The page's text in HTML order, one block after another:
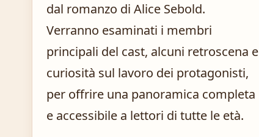
dal romanzo di Alice Sebold.
Verranno esaminati i membri
principali del cast, alcuni retroscena e
curiosità sul lavoro dei protagonisti,
per offrire una panoramica completa
e accessibile a lettori di tutte le età.